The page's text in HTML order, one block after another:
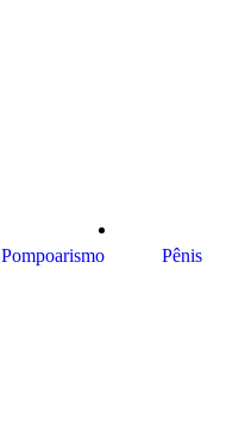
Pompoarismo Pênis